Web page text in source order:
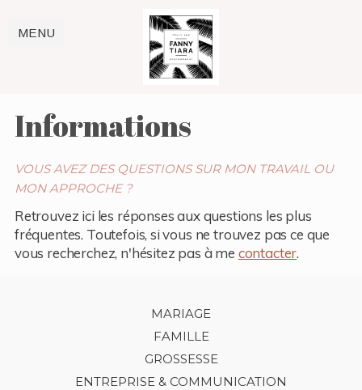
MENU
Informations
VOUS AVEZ DES QUESTIONS SUR MON TRAVAIL OU
MON APPROCHE ?
Retrouvez ici les réponses aux questions les plus
fréquentes. Toutefois, si vous ne trouvez pas ce que
vous recherchez, n'hésitez pas à me contacter.
MARIAGE
FAMILLE
GROSSESSE
ENTREPRISE & COMMUNICATION